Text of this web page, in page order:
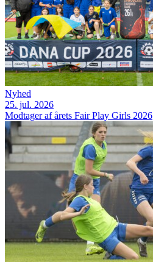
Nyhed
25. jul. 2026
Modtager af årets Fair Play Girls 2026